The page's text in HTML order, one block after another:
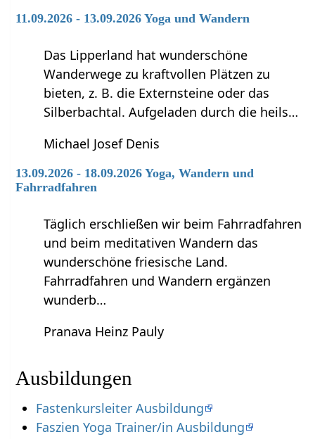
11.09.2026 - 13.09.2026 Yoga und Wandern
Das Lipperland hat wunderschöne
Wanderwege zu kraftvollen Plätzen zu
bieten, z. B. die Externsteine oder das
Silberbachtal. Aufgeladen durch die heils…
Michael Josef Denis
13.09.2026 - 18.09.2026 Yoga, Wandern und
Fahrradfahren
Täglich erschließen wir beim Fahrradfahren
und beim meditativen Wandern das
wunderschöne friesische Land.
Fahrradfahren und Wandern ergänzen
wunderb…
Pranava Heinz Pauly
Ausbildungen
Fastenkursleiter Ausbildung
Faszien Yoga Trainer/in Ausbildung